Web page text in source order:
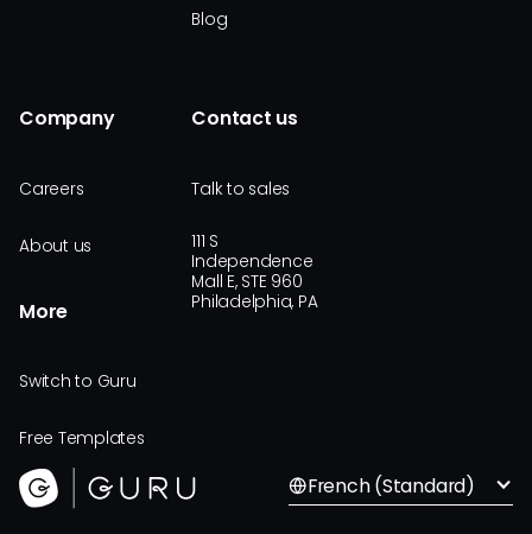
Blog
Company
Careers
About us
More
Switch to Guru
Free Templates
Contact us
Talk to sales
111 S
Independence
Mall E, STE 960
Philadelphia, PA
French (Standard)